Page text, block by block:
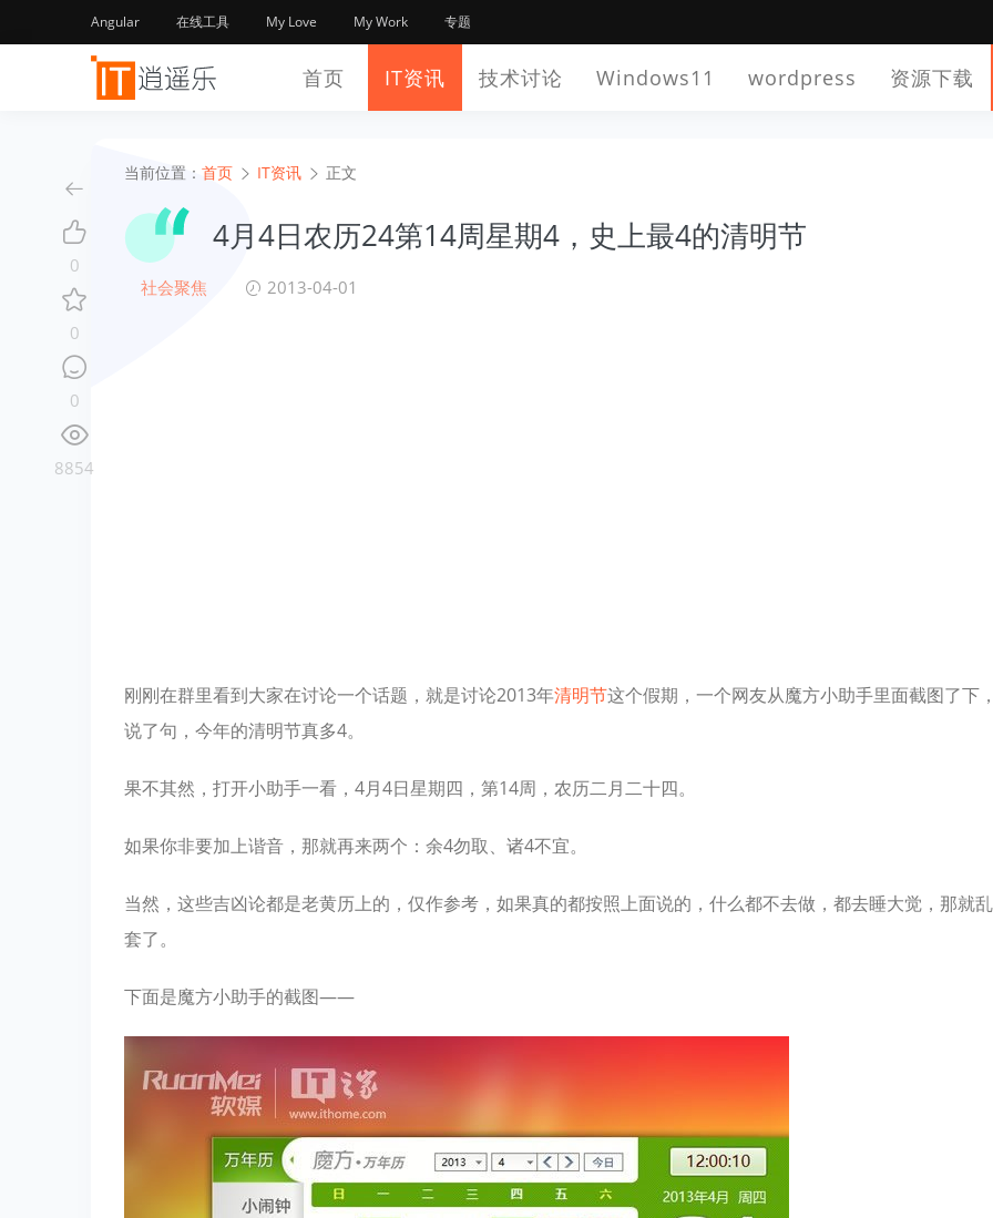
Angular 在线工具 My Love My Work 专题
首页 IT资讯 技术讨论 Windows11 wordpress 资源下载
当前位置： 首页 IT资讯 正文
4月4日农历24第14周星期4，史上最4的清明节
社会聚焦 2013-04-01
刚刚在群里看到大家在讨论一个话题，就是讨论2013年清明节这个假期，一个网友从魔方小助手里面截图了下
说了句，今年的清明节真多4。
果不其然，打开小助手一看，4月4日星期四，第14周，农历二月二十四。
如果你非要加上谐音，那就再来两个：余4勿取、诸4不宜。
当然，这些吉凶论都是老黄历上的，仅作参考，如果真的都按照上面说的，什么都不去做，都去睡大觉，那就乱
套了。
下面是魔方小助手的截图——
0
0
0
8854